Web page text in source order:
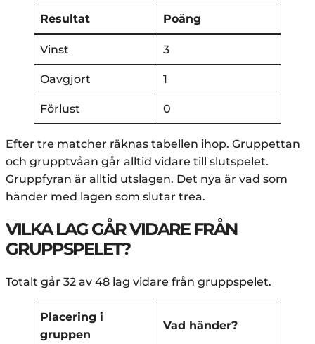
Resultat Poäng
Vinst 3
Oavgjort 1
Förlust 0
Efter tre matcher räknas tabellen ihop. Gruppettan
och grupptvåan går alltid vidare till slutspelet.
Gruppfyran är alltid utslagen. Det nya är vad som
händer med lagen som slutar trea.
VILKA LAG GÅR VIDARE FRÅN
GRUPPSPELET?
Totalt går 32 av 48 lag vidare från gruppspelet.
Placering i
gruppen
Vad händer?